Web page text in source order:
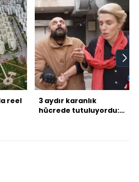
reel
3 aydır karanlık
hücrede tutuluyordu: